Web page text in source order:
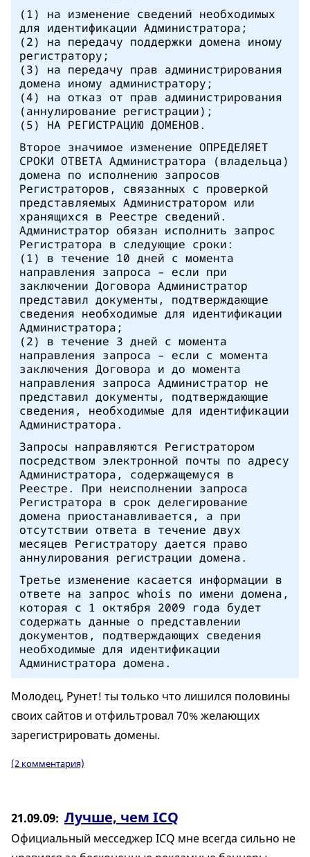
(1) на изменение сведений необходимых
для идентификации Администратора;
(2) на передачу поддержки домена иному
регистратору;
(3) на передачу прав администрирования
домена иному администратору;
(4) на отказ от прав администрирования
(аннулирование регистрации);
(5) НА РЕГИСТРАЦИЮ ДОМЕНОВ.
Второе значимое изменение ОПРЕДЕЛЯЕТ
СРОКИ ОТВЕТА Администратора (владельца)
домена по исполнению запросов
Регистраторов, связанных с проверкой
представляемых Администратором или
хранящихся в Реестре сведений.
Администратор обязан исполнить запрос
Регистратора в следующие сроки:
(1) в течение 10 дней с момента
направления запроса – если при
заключении Договора Администратор
представил документы, подтверждающие
сведения необходимые для идентификации
Администратора;
(2) в течение 3 дней с момента
направления запроса – если с момента
заключения Договора и до момента
направления запроса Администратор не
представил документы, подтверждающие
сведения, необходимые для идентификации
Администратора.
Запросы направляются Регистратором
посредством электронной почты по адресу
Администратора, содержащемуся в
Реестре. При неисполнении запроса
Регистратора в срок делегирование
домена приостанавливается, а при
отсутствии ответа в течение двух
месяцев Регистратору дается право
аннулирования регистрации домена.
Третье изменение касается информации в
ответе на запрос whois по имени домена,
которая с 1 октября 2009 года будет
содержать данные о представлении
документов, подтверждающих сведения
необходимые для идентификации
Администратора домена.
Молодец, Рунет! ты только что лишился половины
своих сайтов и отфильтровал 70% желающих
зарегистрировать домены.
(2 комментария)
21.09.09 Лучше, чем ICQ
Официальный месседжер ICQ мне всегда сильно не